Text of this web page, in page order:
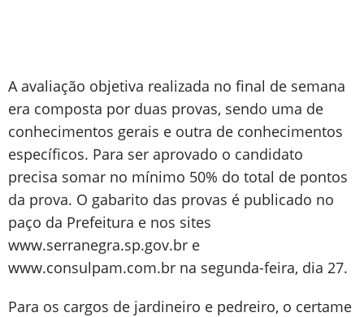
A avaliação objetiva realizada no final de semana
era composta por duas provas, sendo uma de
conhecimentos gerais e outra de conhecimentos
específicos. Para ser aprovado o candidato
precisa somar no mínimo 50% do total de pontos
da prova. O gabarito das provas é publicado no
paço da Prefeitura e nos sites
www.serranegra.sp.gov.br e
www.consulpam.com.br na segunda-feira, dia 27.
Para os cargos de jardineiro e pedreiro, o certame